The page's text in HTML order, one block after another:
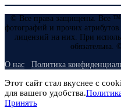
© Все права защищены. Все ™
фотографий и прочих
лицензий на них. При
обязательна.
О нас Политика
Этот сайт стал вкуснее с
для вашего удобства.
Принять